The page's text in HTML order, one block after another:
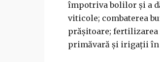
împotriva bolilor şi a
viticole; combaterea
prăşitoare;
primăvară şi irigaţii în